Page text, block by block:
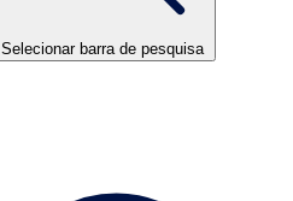
Selecionar barra de pesquisa